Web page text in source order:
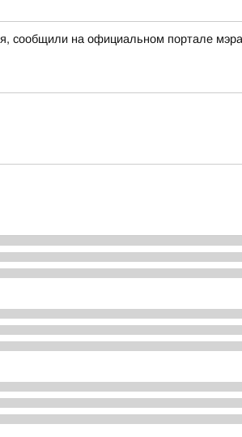
сообщили на официальном портале